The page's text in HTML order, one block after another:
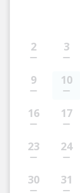
2 3
9 10
16 17
23 24
30 31